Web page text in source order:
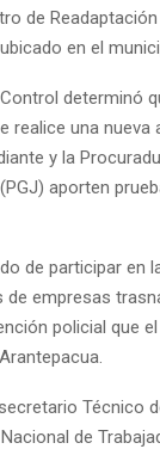
de Readaptación
en el
determinó
realice una nueva
y la
aporten
de participar en
de empresas
policial que
Técnico
de